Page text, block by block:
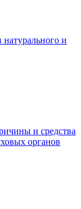
натурального и
и средства
органов